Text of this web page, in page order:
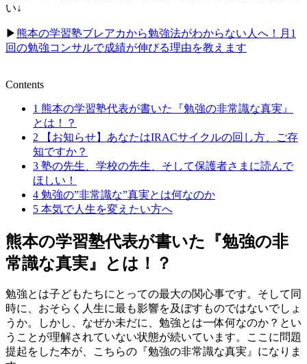
い↓
▶︎熊本の学習塾ブレアカから勉強法がわからない人へ！月1
回の勉強コンサルで成績が伸びる理由を教えます
Contents
1 熊本の学習塾代表が書いた『勉強の非常識な真実』
とは！？
2 【お知らせ】あなたはIRACサイクルの回し方、ご存
知ですか？
3 塾の先生、学校の先生、そして保護者さまに読んで
ほしい！
4 勉強の”非常識な”真実とは何なのか
5 本気で人生を変えたい方へ
熊本の学習塾代表が書いた『勉強の非
常識な真実』とは！？
勉強とは子どもたちにとっての最大の関心事です。そして同
時に、おそらく人生に最も影響を及ぼすものではないでしょ
うか。しかし、なぜか未だに、勉強とは一体何なのか？とい
うことが理解されていない状態が続いています。ここに問題
提起をした本が、こちらの『勉強の非常識な真実』になりま